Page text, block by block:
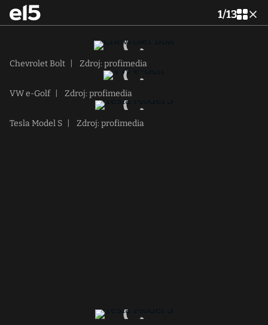
1/13
Chevrolet Bolt Zdroj: profimedia
VW e-Golf Zdroj: profimedia
Tesla Model S Zdroj: profimedia